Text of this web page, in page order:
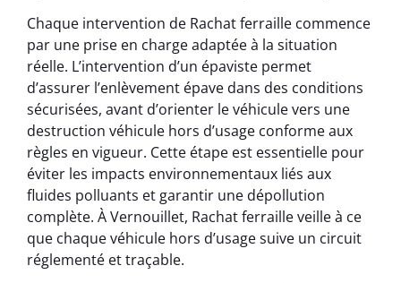
Chaque intervention de Rachat ferraille commence
par une prise en charge adaptée à la situation
réelle. L’intervention d’un épaviste permet
d’assurer l’enlèvement épave dans des conditions
sécurisées, avant d’orienter le véhicule vers une
destruction véhicule hors d’usage conforme aux
règles en vigueur. Cette étape est essentielle pour
éviter les impacts environnementaux liés aux
fluides polluants et garantir une dépollution
complète. À Vernouillet, Rachat ferraille veille à ce
que chaque véhicule hors d’usage suive un circuit
réglementé et traçable.